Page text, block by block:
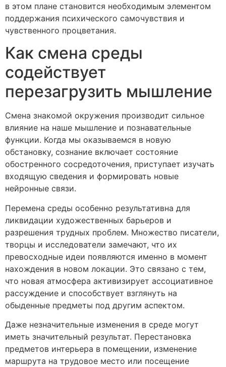
в этом плане становится необходимым элементом
поддержания психического самочувствия и
чувственного процветания.
Как смена среды
содействует
перезагрузить мышление
Смена знакомой окружения производит сильное
влияние на наше мышление и познавательные
функции. Когда мы оказываемся в новую
обстановку, сознание включает состояние
обостренного сосредоточения, приступает изучать
входящую сведения и формировать новые
нейронные связи.
Перемена среды особенно результативна для
ликвидации художественных барьеров и
разрешения трудных проблем. Множество писатели,
творцы и исследователи замечают, что их
превосходные идеи появляются именно в момент
нахождения в новом локации. Это связано с тем,
что новая атмосфера активизирует ассоциативное
рассуждение и способствует взглянуть на
обыденные предметы под другим аспектом.
Даже незначительные изменения в среде могут
иметь значительный результат. Перестановка
предметов интерьера в помещении, изменение
маршрута на трудовое место или посещение